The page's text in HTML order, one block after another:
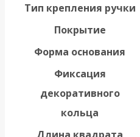
Тип крепления ручки
Покрытие
Форма основания
Фиксация
декоративного
кольца